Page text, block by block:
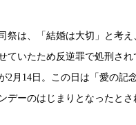
祭は、「結婚は大切」と考
ていたため反逆罪で処刑され
2月14日。この日は「愛の記
デーのはじまりとなったとさ